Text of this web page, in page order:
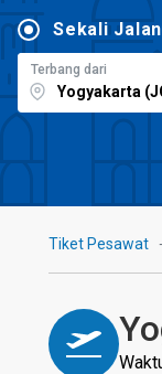
Sekali Jalan
Terbang dari
Tiket Pesawat